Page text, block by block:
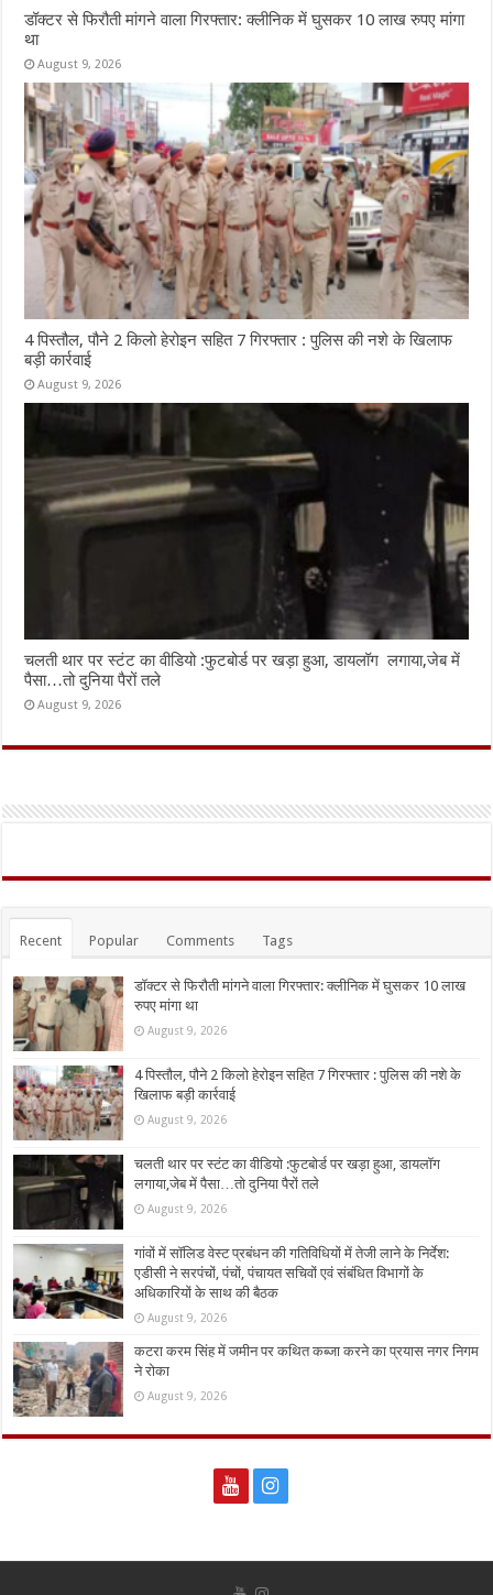
डॉक्टर से फिरौती मांगने वाला गिरफ्तार: क्लीनिक में घुसकर 10 लाख रुपए मांगा
था
August 9, 2026
4 पिस्तौल, पौने 2 किलो हेरोइन सहित 7 गिरफ्तार : पुलिस की नशे के खिलाफ
बड़ी कार्रवाई
August 9, 2026
चलती थार पर स्टंट का वीडियो :फुटबोर्ड पर खड़ा हुआ, डायलॉग लगाया,जेब में
पैसा…तो दुनिया पैरों तले
August 9, 2026
Recent Popular Comments Tags
डॉक्टर से फिरौती मांगने वाला गिरफ्तार: क्लीनिक में घुसकर 10 लाख
रुपए मांगा था
August 9, 2026
4 पिस्तौल, पौने 2 किलो हेरोइन सहित 7 गिरफ्तार : पुलिस की नशे के
खिलाफ बड़ी कार्रवाई
August 9, 2026
चलती थार पर स्टंट का वीडियो :फुटबोर्ड पर खड़ा हुआ, डायलॉग
लगाया,जेब में पैसा…तो दुनिया पैरों तले
August 9, 2026
गांवों में सॉलिड वेस्ट प्रबंधन की गतिविधियों में तेजी लाने के निर्देश:
एडीसी ने सरपंचों, पंचों, पंचायत सचिवों एवं संबंधित विभागों के
अधिकारियों के साथ की बैठक
August 9, 2026
कटरा करम सिंह में जमीन पर कथित कब्जा करने का प्रयास नगर निगम
ने रोका
August 9, 2026